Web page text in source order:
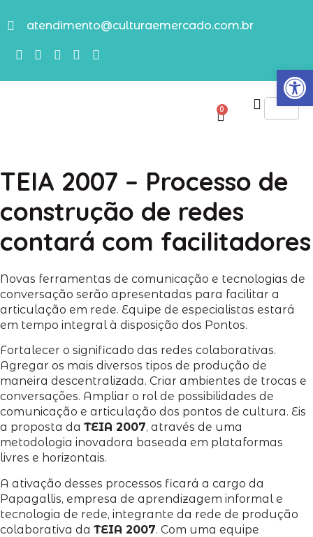
atendimento@culturaemercado.com.br
0
TEIA 2007 – Processo de
construção de redes
contará com facilitadores
Novas ferramentas de comunicação e tecnologias de
conversação serão apresentadas para facilitar a
articulação em rede. Equipe de especialistas estará
em tempo integral à disposição dos Pontos.
Fortalecer o significado das redes colaborativas.
Agregar os mais diversos tipos de produção de
maneira descentralizada. Criar ambientes de trocas e
conversações. Ampliar o rol de possibilidades de
comunicação e articulação dos pontos de cultura. Eis
a proposta da TEIA 2007, através de uma
metodologia inovadora baseada em plataformas
livres e horizontais.
A ativação desses processos ficará a cargo da
Papagallis, empresa de aprendizagem informal e
tecnologia de rede, integrante da rede de produção
colaborativa da TEIA 2007. Com uma equipe
Abrir